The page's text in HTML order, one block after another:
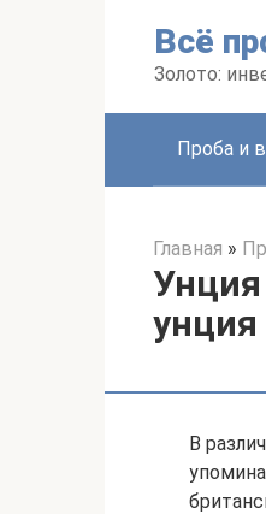
Всё
Золото:
Проба и
Главная »
унция
В